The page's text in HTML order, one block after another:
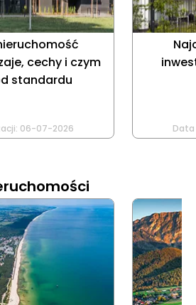
cechy i czym
standardu
06-07-2026